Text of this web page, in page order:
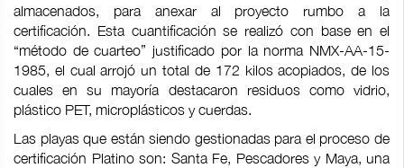
almacenados, para anexar al proyecto rumbo a la
certificación. Esta cuantificación se realizó con base en el
“método de cuarteo” justificado por la norma NMX-AA-15-
1985, el cual arrojó un total de 172 kilos acopiados, de los
cuales en su mayoría destacaron residuos como vidrio,
plástico PET, microplásticos y cuerdas.
Las playas que están siendo gestionadas para el proceso de
certificación Platino son: Santa Fe, Pescadores y Maya, una